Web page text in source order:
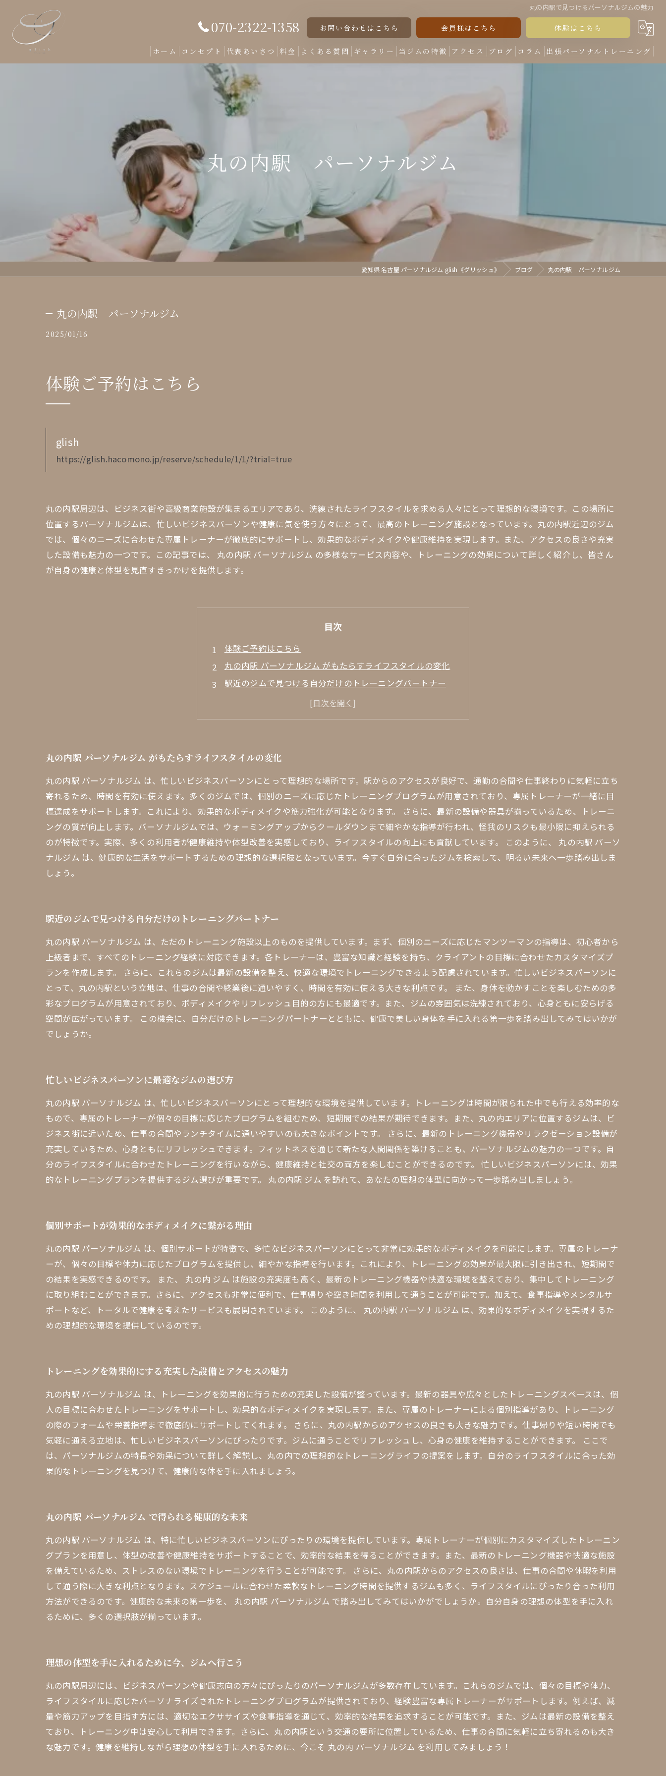
丸の内駅で見つけるパーソナルジムの魅力
070-2322-1358 お問い合わせはこちら 会員様はこちら 体験はこちら
ホーム コンセプト 代表あいさつ 料金 よくある質問 ギャラリー 当ジムの特徴
くびれ
アクセス ブログ コラム 出張パーソナルトレーニング
丸の内駅 パーソナルジム
愛知県 名古屋 パーソナルジム glish《グリッシュ》 ブログ 丸の内駅 パーソナルジム
丸の内駅 パーソナルジム
2025/01/16
体験ご予約はこちら
glish
https://glish.hacomono.jp/reserve/schedule/1/1/?trial=true
丸の内駅周辺は、ビジネス街や高級商業施設が集まるエリアであり、洗練されたライフスタイルを求める人々にとって理想的な環境です。この場所に
位置するパーソナルジムは、忙しいビジネスパーソンや健康に気を使う方々にとって、最高のトレーニング施設となっています。丸の内駅近辺のジム
では、個々のニーズに合わせた専属トレーナーが徹底的にサポートし、効果的なボディメイクや健康維持を実現します。また、アクセスの良さや充実
した設備も魅力の一つです。この記事では、 丸の内駅 パーソナルジム の多様なサービス内容や、トレーニングの効果について詳しく紹介し、皆さん
が自身の健康と体型を見直すきっかけを提供します。
目次
体験ご予約はこちら
丸の内駅 パーソナルジム がもたらすライフスタイルの変化
駅近のジムで見つける自分だけのトレーニングパートナー
忙しいビジネスパーソンに最適なジムの選び方
個別サポートが効果的なボディメイクに繋がる理由
丸の内駅 パーソナルジム で得られる健康的な未来
丸の内駅 パーソナルジム がもたらすライフスタイルの変化
丸の内駅 パーソナルジム は、忙しいビジネスパーソンにとって理想的な場所です。駅からのアクセスが良好で、通勤の合間や仕事終わりに気軽に立ち
寄れるため、時間を有効に使えます。多くのジムでは、個別のニーズに応じたトレーニングプログラムが用意されており、専属トレーナーが一緒に目
標達成をサポートします。これにより、効果的なボディメイクや筋力強化が可能となります。 さらに、最新の設備や器具が揃っているため、トレーニ
ングの質が向上します。パーソナルジムでは、ウォーミングアップからクールダウンまで細やかな指導が行われ、怪我のリスクも最小限に抑えられる
のが特徴です。実際、多くの利用者が健康維持や体型改善を実感しており、ライフスタイルの向上にも貢献しています。 このように、 丸の内駅 パーソ
ナルジム は、健康的な生活をサポートするための理想的な選択肢となっています。今すぐ自分に合ったジムを検索して、明るい未来へ一歩踏み出しま
しょう。
駅近のジムで見つける自分だけのトレーニングパートナー
丸の内駅 パーソナルジム は、ただのトレーニング施設以上のものを提供しています。まず、個別のニーズに応じたマンツーマンの指導は、初心者から
上級者まで、すべてのトレーニング経験に対応できます。各トレーナーは、豊富な知識と経験を持ち、クライアントの目標に合わせたカスタマイズプ
ランを作成します。 さらに、これらのジムは最新の設備を整え、快適な環境でトレーニングできるよう配慮されています。忙しいビジネスパーソンに
とって、丸の内駅という立地は、仕事の合間や終業後に通いやすく、時間を有効に使える大きな利点です。 また、身体を動かすことを楽しむための多
彩なプログラムが用意されており、ボディメイクやリフレッシュ目的の方にも最適です。また、ジムの雰囲気は洗練されており、心身ともに安らげる
空間が広がっています。 この機会に、自分だけのトレーニングパートナーとともに、健康で美しい身体を手に入れる第一歩を踏み出してみてはいかが
でしょうか。
忙しいビジネスパーソンに最適なジムの選び方
丸の内駅 パーソナルジム は、忙しいビジネスパーソンにとって理想的な環境を提供しています。トレーニングは時間が限られた中でも行える効率的な
もので、専属のトレーナーが個々の目標に応じたプログラムを組むため、短期間での結果が期待できます。また、丸の内エリアに位置するジムは、ビ
ジネス街に近いため、仕事の合間やランチタイムに通いやすいのも大きなポイントです。 さらに、最新のトレーニング機器やリラクゼーション設備が
充実しているため、心身ともにリフレッシュできます。フィットネスを通じて新たな人間関係を築けることも、パーソナルジムの魅力の一つです。自
分のライフスタイルに合わせたトレーニングを行いながら、健康維持と社交の両方を楽しむことができるのです。 忙しいビジネスパーソンには、効果
的なトレーニングプランを提供するジム選びが重要です。 丸の内駅 ジム を訪れて、あなたの理想の体型に向かって一歩踏み出しましょう。
個別サポートが効果的なボディメイクに繋がる理由
丸の内駅 パーソナルジム は、個別サポートが特徴で、多忙なビジネスパーソンにとって非常に効果的なボディメイクを可能にします。専属のトレーナ
ーが、個々の目標や体力に応じたプログラムを提供し、細やかな指導を行います。これにより、トレーニングの効果が最大限に引き出され、短期間で
の結果を実感できるのです。 また、 丸の内 ジム は施設の充実度も高く、最新のトレーニング機器や快適な環境を整えており、集中してトレーニング
に取り組むことができます。さらに、アクセスも非常に便利で、仕事帰りや空き時間を利用して通うことが可能です。加えて、食事指導やメンタルサ
ポートなど、トータルで健康を考えたサービスも展開されています。 このように、 丸の内駅 パーソナルジム は、効果的なボディメイクを実現するた
めの理想的な環境を提供しているのです。
トレーニングを効果的にする充実した設備とアクセスの魅力
丸の内駅 パーソナルジム は、トレーニングを効果的に行うための充実した設備が整っています。最新の器具や広々としたトレーニングスペースは、個
人の目標に合わせたトレーニングをサポートし、効果的なボディメイクを実現します。また、専属のトレーナーによる個別指導があり、トレーニング
の際のフォームや栄養指導まで徹底的にサポートしてくれます。 さらに、丸の内駅からのアクセスの良さも大きな魅力です。仕事帰りや短い時間でも
気軽に通える立地は、忙しいビジネスパーソンにぴったりです。ジムに通うことでリフレッシュし、心身の健康を維持することができます。 ここで
は、パーソナルジムの特長や効果について詳しく解説し、丸の内での理想的なトレーニングライフの提案をします。自分のライフスタイルに合った効
果的なトレーニングを見つけて、健康的な体を手に入れましょう。
丸の内駅 パーソナルジム で得られる健康的な未来
丸の内駅 パーソナルジム は、特に忙しいビジネスパーソンにぴったりの環境を提供しています。専属トレーナーが個別にカスタマイズしたトレーニン
グプランを用意し、体型の改善や健康維持をサポートすることで、効率的な結果を得ることができます。また、最新のトレーニング機器や快適な施設
を備えているため、ストレスのない環境でトレーニングを行うことが可能です。 さらに、丸の内駅からのアクセスの良さは、仕事の合間や休暇を利用
して通う際に大きな利点となります。スケジュールに合わせた柔軟なトレーニング時間を提供するジムも多く、ライフスタイルにぴったり合った利用
方法ができるのです。健康的な未来の第一歩を、 丸の内駅 パーソナルジム で踏み出してみてはいかがでしょうか。自分自身の理想の体型を手に入れ
るために、多くの選択肢が揃っています。
理想の体型を手に入れるために今、ジムへ行こう
丸の内駅周辺には、ビジネスパーソンや健康志向の方々にぴったりのパーソナルジムが多数存在しています。これらのジムでは、個々の目標や体力、
ライフスタイルに応じたパーソナライズされたトレーニングプログラムが提供されており、経験豊富な専属トレーナーがサポートします。例えば、減
量や筋力アップを目指す方には、適切なエクササイズや食事指導を通じて、効率的な結果を追求することが可能です。また、ジムは最新の設備を整え
ており、トレーニング中は安心して利用できます。さらに、丸の内駅という交通の要所に位置しているため、仕事の合間に気軽に立ち寄れるのも大き
な魅力です。健康を維持しながら理想の体型を手に入れるために、今こそ 丸の内 パーソナルジム を利用してみましょう！